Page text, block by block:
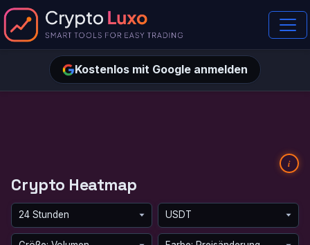
Kostenlos mit Google anmelden
Crypto Heatmap
i